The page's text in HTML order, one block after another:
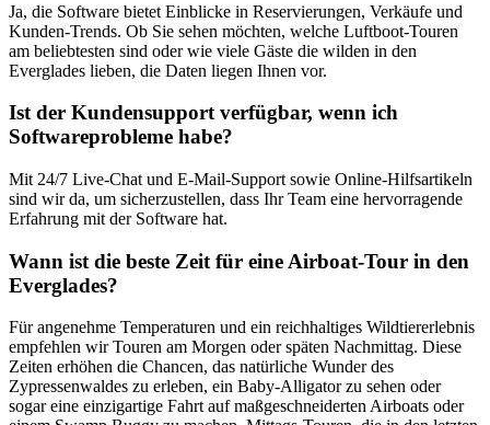
Ja, die Software bietet Einblicke in Reservierungen, Verkäufe und
Kunden-Trends. Ob Sie sehen möchten, welche Luftboot-Touren
am beliebtesten sind oder wie viele Gäste die wilden in den
Everglades lieben, die Daten liegen Ihnen vor.
Ist der Kundensupport verfügbar, wenn ich
Softwareprobleme habe?
Mit 24/7 Live-Chat und E-Mail-Support sowie Online-Hilfsartikeln
sind wir da, um sicherzustellen, dass Ihr Team eine hervorragende
Erfahrung mit der Software hat.
Wann ist die beste Zeit für eine Airboat-Tour in den
Everglades?
Für angenehme Temperaturen und ein reichhaltiges Wildtiererlebnis
empfehlen wir Touren am Morgen oder späten Nachmittag. Diese
Zeiten erhöhen die Chancen, das natürliche Wunder des
Zypressenwaldes zu erleben, ein Baby-Alligator zu sehen oder
sogar eine einzigartige Fahrt auf maßgeschneiderten Airboats oder